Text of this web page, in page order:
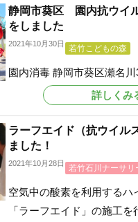
静岡市葵区 園内抗ウイ
をしました
2021年10月30日 若竹こどもの森
園内消毒 静岡市葵区瀬名
詳しくみ
ラーフエイド（抗ウイル
ました！
2021年10月28日 若竹石川ナーサリ
空気中の酸素を利用するハ
「ラーフエイド」の施工